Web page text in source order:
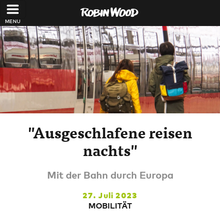
Direkt zum Inhalt
"Ausgeschlafene reisen
nachts"
Mit der Bahn durch Europa
27. Juli 2023
MOBILITÄT